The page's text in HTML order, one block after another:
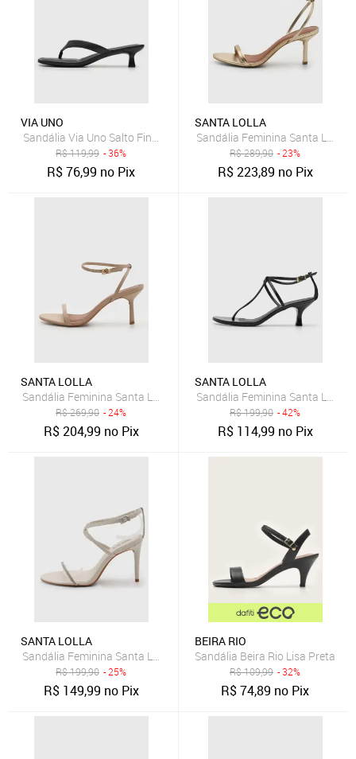
VIA UNO
Sandália Via Uno Salto Fino Preta
R$119,99 - 36%
R$76,99 no Pix
SANTA LOLLA
Sandália Feminina Santa Lolla
R$289,90 - 23%
R$223,89 no Pix
SANTA LOLLA
Sandália Feminina Santa Lolla Tiras Couro Bege
R$269,90 - 24%
R$204,99 no Pix
SANTA LOLLA
Sandália Feminina Santa Lolla
R$199,90 - 42%
R$ 114,99 no Pix
SANTA LOLLA
Sandália Feminina Santa Lolla Salto Alto Strass Branca
R$199,90 - 25%
R$ 149,99 no Pix
BEIRA RIO
Sandália Beira Rio Lisa Preta
R$109,99 - 32%
R$74,89 no Pix